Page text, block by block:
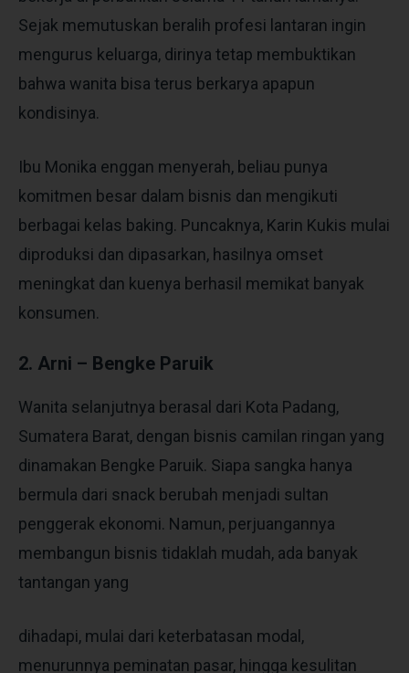
Sejak memutuskan beralih profesi lantaran ingin
mengurus keluarga, dirinya tetap membuktikan
bahwa wanita bisa terus berkarya apapun
kondisinya.
Ibu Monika enggan menyerah, beliau punya
komitmen besar dalam bisnis dan mengikuti
berbagai kelas baking. Puncaknya, Karin Kukis mulai
diproduksi dan dipasarkan, hasilnya omset
meningkat dan kuenya berhasil memikat banyak
konsumen.
2. Arni – Bengke Paruik
Wanita selanjutnya berasal dari Kota Padang,
Sumatera Barat, dengan bisnis camilan ringan yang
dinamakan Bengke Paruik. Siapa sangka hanya
bermula dari snack berubah menjadi sultan
penggerak ekonomi. Namun, perjuangannya
membangun bisnis tidaklah mudah, ada banyak
tantangan yang
dihadapi, mulai dari keterbatasan modal,
menurunnya peminatan pasar, hingga kesulitan